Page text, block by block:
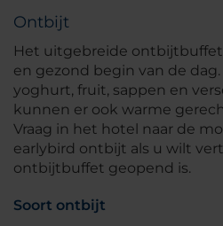
Ontbijt
Het uitgebreide
en gezond begin van de
yoghurt, fruit, sappen en
kunnen er ook warme
Vraag in het hotel naar de
earlybird ontbijt als u wilt
ontbijtbuffet geopend is.
Soort ontbijt